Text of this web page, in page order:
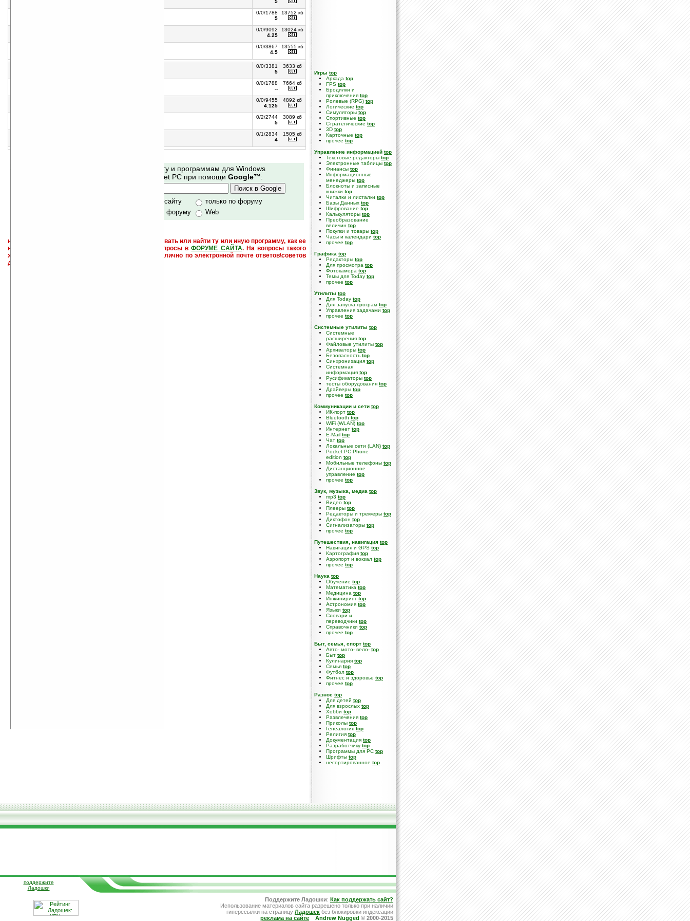
5
0/0/1788
5
13752 кб
0/0/9092
4.25
13024 кб
0/0/3867
4.5
13555 кб
0/0/3381
5
3633 кб
0/0/1788
--
7664 кб
0/0/9455
4.125
4892 кб
0/2/2744
5
3089 кб
0/1/2834
4
1505 кб
Поиск по сайту и программам для Windows
Mobile и Pocket PC при помощи Google™:
только по сайту
только по форуму
по сайту и форуму
Web
не забывайте, что если Вы не знаете как использовать или найти ту или иную программу, как ее
настроить и с ней разобраться - пишите свои вопросы вФОРУМЕ САЙТА. На вопросы такого
характера менеджеры разделов или автор сайта лично по электронной почте ответов\советов
давать всем не успевают физически.
Игры top
Аркада top
FPS top
Бродилки и
приключения top
Ролевые (RPG) top
Логические top
Симуляторы top
Спортивные top
Стратегические top
3D top
Карточные top
прочее top
Управление информацией top
Текстовые редакторы top
Электронные таблицы top
Финансы top
Информационные
менеджеры top
Блокноты и записные
книжки top
Читалки и листалки top
Базы Данных top
Шифрование top
Калькуляторы top
Преобразование
величин top
Покупки и товары top
Часы и календари top
прочее top
Графика top
Редакторы top
Для просмотра top
Фотокамера top
Темы для Today top
прочее top
Утилиты top
Для Today top
Для запуска програм top
Управления задачами top
прочее top
Системные утилиты top
Cистемные
расширения top
Файловые утилиты top
Архиваторы top
Безопасность top
Синхронизация top
Системная
информация top
Русификаторы top
тесты оборудования top
Драйверы top
прочее top
Коммуникации и сети top
ИК-порт top
Bluetooth top
WiFi (WLAN) top
Интернет top
E-Mail top
Чат top
Локальные сети (LAN) top
Pocket PC Phone
edition top
Мобильные телефоны top
Дистанционное
управление top
прочее top
Звук, музыка, медиа top
mp3 top
Видео top
Плееры top
Редакторы и треккеры top
Диктофон top
Сигнализаторы top
прочее top
Путешествия, навигация top
Навигация и GPS top
Картография top
Аэропорт и вокзал top
прочее top
Наука top
Обучение top
Математика top
Медицина top
Инжиниринг top
Астрономия top
Языки top
Словари и
переводчики top
Справочники top
прочее top
Быт, семья, спорт top
Авто- мото- вело- top
Быт top
Кулинария top
Семья top
Футбол top
Фитнес и здоровье top
прочее top
Разное top
Для детей top
Для взрослых top
Хобби top
Развлечения top
Приколы top
Генеалогия top
Религия top
Документация top
Разработчику top
Программы для PC top
Шрифты top
несортированное top
поддержите
Ладошки
Поддержите Ладошки: Как поддержать сайт?
Использование материалов сайта разрешено только при наличии
гиперссылки на страницу Ладошек без блокировки индексации
реклама на сайте
Andrew Nugged © 2000-2015